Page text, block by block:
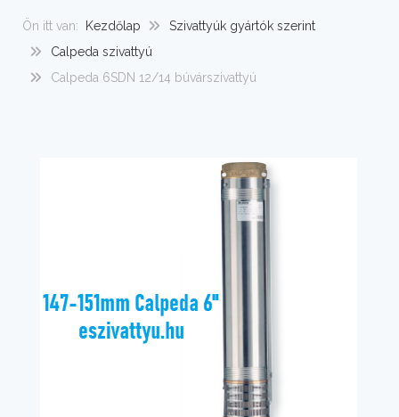
Ön itt van: Kezdőlap
Szivattyúk gyártók szerint
Calpeda szivattyú
Calpeda 6SDN 12/14 búvárszivattyú